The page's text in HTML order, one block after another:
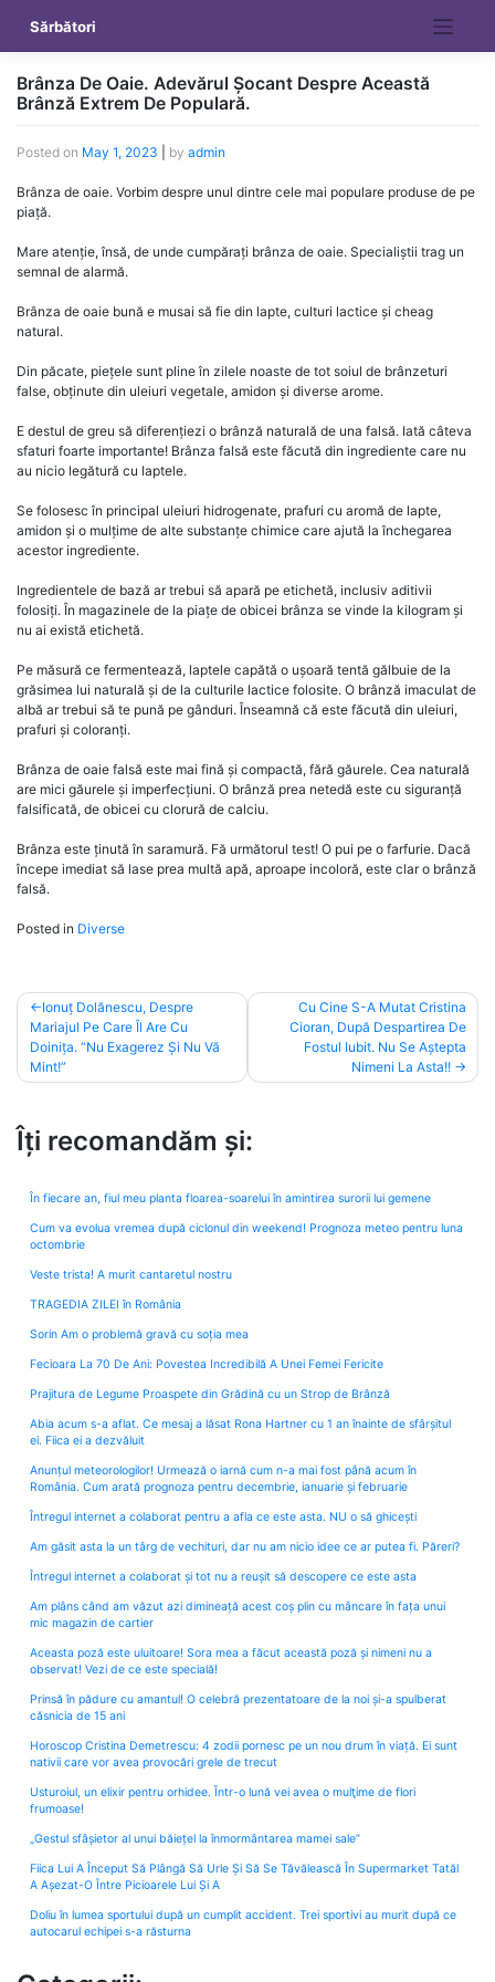
content
Sărbători
Brânza De Oaie. Adevărul Șocant Despre Această
Brânză Extrem De Populară.
Posted on May 1, 2023 by admin
Brânza de oaie. Vorbim despre unul dintre cele mai populare produse de pe
piață.
Mare atenție, însă, de unde cumpărați brânza de oaie. Specialiștii trag un
semnal de alarmă.
Brânza de oaie bună e musai să fie din lapte, culturi lactice și cheag
natural.
Din păcate, piețele sunt pline în zilele noaste de tot soiul de brânzeturi
false, obținute din uleiuri vegetale, amidon și diverse arome.
E destul de greu să diferențiezi o brânză naturală de una falsă. Iată câteva
sfaturi foarte importante! Brânza falsă este făcută din ingrediente care nu
au nicio legătură cu laptele.
Se folosesc în principal uleiuri hidrogenate, prafuri cu aromă de lapte,
amidon și o mulțime de alte substanțe chimice care ajută la închegarea
acestor ingrediente.
Ingredientele de bază ar trebui să apară pe etichetă, inclusiv aditivii
folosiți. În magazinele de la piațe de obicei brânza se vinde la kilogram și
nu ai există etichetă.
Pe măsură ce fermentează, laptele capătă o ușoară tentă gălbuie de la
grăsimea lui naturală și de la culturile lactice folosite. O brânză imaculat de
albă ar trebui să te pună pe gânduri. Înseamnă că este făcută din uleiuri,
prafuri și coloranți.
Brânza de oaie falsă este mai fină și compactă, fără găurele. Cea naturală
are mici găurele și imperfecțiuni. O brânză prea netedă este cu siguranță
falsificată, de obicei cu clorură de calciu.
Brânza este ținută în saramură. Fă următorul test! O pui pe o farfurie. Dacă
începe imediat să lase prea multă apă, aproape incoloră, este clar o brânză
falsă.
Posted in Diverse
Post
navigation
Ionuț Dolănescu, Despre
Mariajul Pe Care Îl Are Cu
Doinița. “Nu Exagerez Și Nu Vă
Mint!”
Cu Cine S-A Mutat Cristina
Cioran, După Despartirea De
Fostul Iubit. Nu Se Aștepta
Nimeni La Asta!!
Îți recomandăm și:
În fiecare an, fiul meu planta floarea-soarelui în amintirea surorii lui gemene
Cum va evolua vremea după ciclonul din weekend! Prognoza meteo pentru luna
octombrie
Veste trista! A murit cantaretul nostru
TRAGEDIA ZILEI în România
Sorin Am o problemă gravă cu soția mea
Fecioara La 70 De Ani: Povestea Incredibilă A Unei Femei Fericite
Prajitura de Legume Proaspete din Grădină cu un Strop de Brânză
Abia acum s-a aflat. Ce mesaj a lăsat Rona Hartner cu 1 an înainte de sfârșitul
ei. Fiica ei a dezvăluit
Anunțul meteorologilor! Urmează o iarnă cum n-a mai fost până acum în
România. Cum arată prognoza pentru decembrie, ianuarie și februarie
Întregul internet a colaborat pentru a afla ce este asta. NU o să ghicești
Am găsit asta la un târg de vechituri, dar nu am nicio idee ce ar putea fi. Păreri?
Întregul internet a colaborat și tot nu a reușit să descopere ce este asta
Am plâns când am văzut azi dimineață acest coș plin cu mâncare în fața unui
mic magazin de cartier
Aceasta poză este uluitoare! Sora mea a făcut această poză și nimeni nu a
observat! Vezi de ce este specială!
Prinsă în pădure cu amantul! O celebră prezentatoare de la noi și-a spulberat
căsnicia de 15 ani
Horoscop Cristina Demetrescu: 4 zodii pornesc pe un nou drum în viață. Ei sunt
nativii care vor avea provocări grele de trecut
Usturoiul, un elixir pentru orhidee. Într-o lună vei avea o mulţime de flori
frumoase!
„Gestul sfâșietor al unui băiețel la înmormântarea mamei sale”
Fiica Lui A Început Să Plângă Să Urle Și Să Se Tăvălească În Supermarket Tatăl
A Așezat-O Între Picioarele Lui Și A
Doliu în lumea sportului după un cumplit accident. Trei sportivi au murit după ce
autocarul echipei s-a răsturna